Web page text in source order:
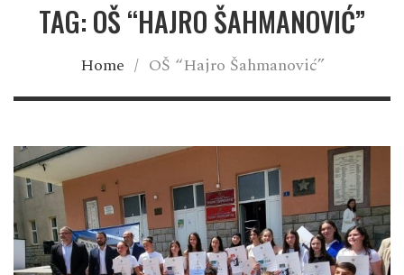
TAG: OŠ “HAJRO ŠAHMANOVIĆ”
Home / OŠ “Hajro Šahmanović”